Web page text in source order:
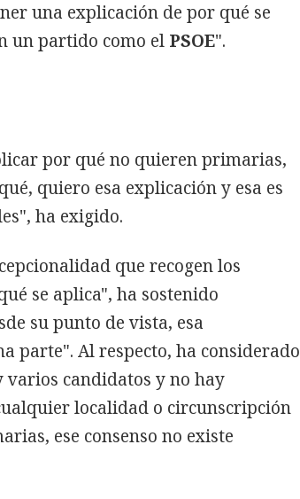
una explicación de por qué se
un partido como el PSOE".
por qué no quieren primarias,
quiero esa explicación y esa es
ha exigido.
que recogen los
se aplica", ha sostenido
su punto de vista, esa
parte". Al respecto, ha considerado
candidatos y no hay
localidad o circunscripción
ese consenso no existe